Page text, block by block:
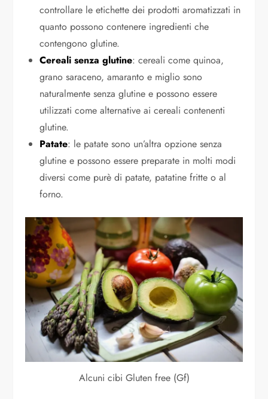
controllare le etichette dei prodotti aromatizzati in
quanto possono contenere ingredienti che
contengono glutine.
Cereali senza glutine: cereali come quinoa,
grano saraceno, amaranto e miglio sono
naturalmente senza glutine e possono essere
utilizzati come alternative ai cereali contenenti
glutine.
Patate: le patate sono un’altra opzione senza
glutine e possono essere preparate in molti modi
diversi come purè di patate, patatine fritte o al
forno.
Alcuni cibi Gluten free (Gf)